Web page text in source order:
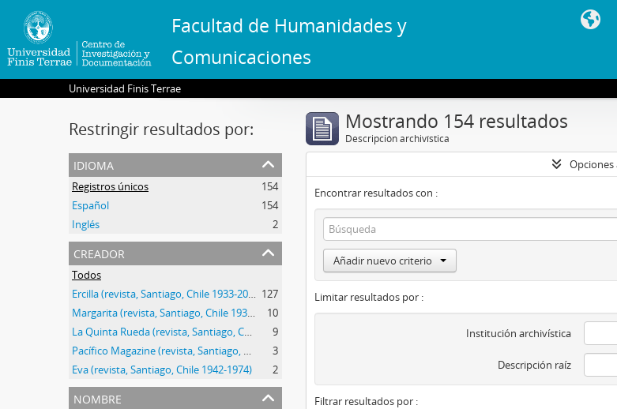
Facultad de Humanidades y
Comunicaciones
Universidad Finis Terrae
Restringir resultados por:
idioma
Registros únicos
154
Español
154
Inglés
2
creador
Todos
Ercilla (revista, Santiago, Chile 1933-2015) 127
Margarita (revista, Santiago, Chile 1934-1953)
10
La Quinta Rueda (revista, Santiago, Chile, 1972-1973)
9
Pacífico Magazine (revista, Santiago, Chile, 1913-1921)
3
Eva (revista, Santiago, Chile 1942-1974)
2
nombre
Mostrando 154 resultados
Descripción archivística
Opciones
Encontrar resultados con :
Añadir nuevo criterio
Limitar resultados por :
Institución archivística
Descripción raíz
Filtrar resultados por :